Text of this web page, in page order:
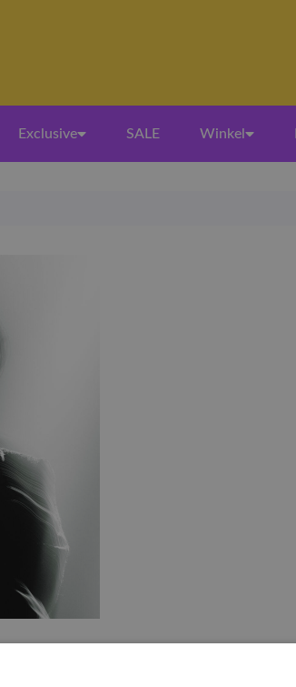
Exclusive SALE Winkel